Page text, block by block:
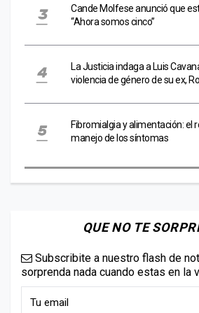
Cande Molfese anunció que
“Ahora somos cinco”
La Justicia indaga a Luis
violencia de género de su ex,
Fibromialgia y alimentación: el
manejo de los síntomas
QUE NO TE
Subscribite a nuestro flash de
sorprenda nada cuando estas en la